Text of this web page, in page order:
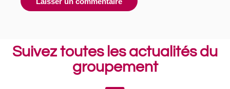
Suivez toutes les actualités du
groupement